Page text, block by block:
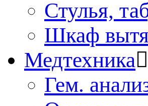
Стулья,
Шкаф
Медтехника
Гем.